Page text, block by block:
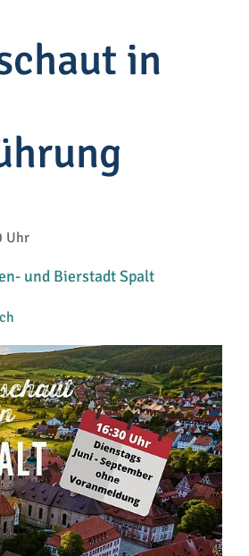
in
Uhr
und Bierstadt Spalt